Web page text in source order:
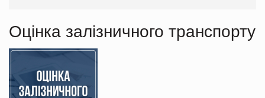
Оцінка залізничного транспорту